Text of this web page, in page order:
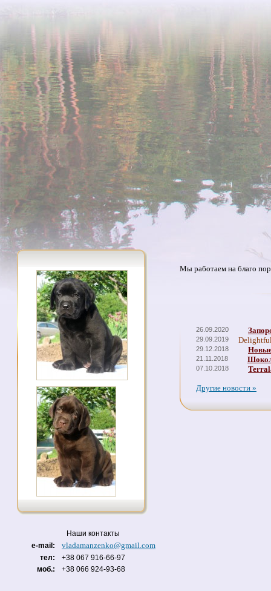
Наши контакты
e-mail:
vladamanzenko@gmail.com
тел:
+38 067 916-66-97
моб.:
+38 066 924-93-68
Мы работаем на благо
26.09.2020
29.09.2019
29.12.2018
21.11.2018
07.10.2018
Другие новости »